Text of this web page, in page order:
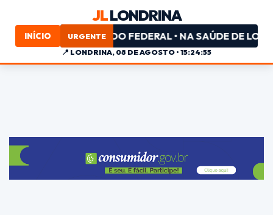
JLLONDRINA
INÍCIO URGENTE
PARA DEPUTADO FEDERAL • NA SAÚDE DE
📍 LONDRINA, 08 DE AGOSTO • 15:24:55